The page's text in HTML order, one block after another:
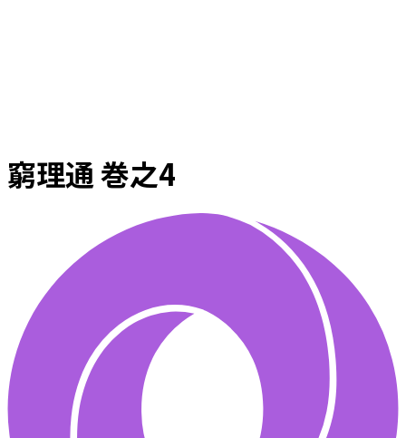
窮理通 巻之4